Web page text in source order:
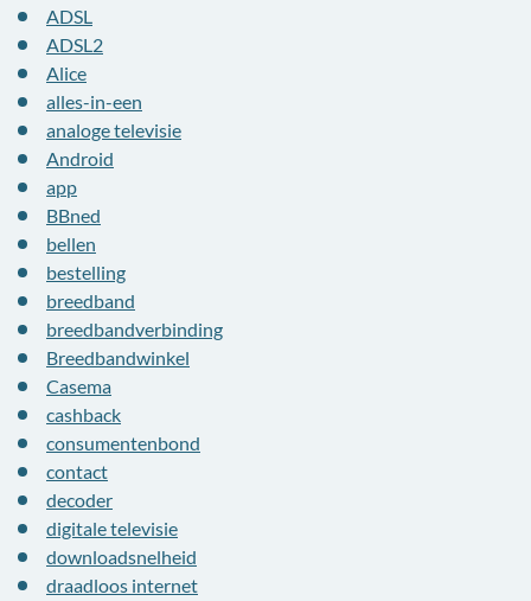
ADSL
ADSL2
Alice
alles-in-een
analoge televisie
Android
app
BBned
bellen
bestelling
breedband
breedbandverbinding
Breedbandwinkel
Casema
cashback
consumentenbond
contact
decoder
digitale televisie
downloadsnelheid
draadloos internet